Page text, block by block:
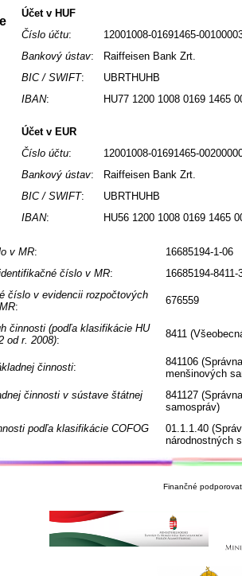
Účet v HUF
Číslo účtu:
12001008-01691465-
Bankový ústav:
Raiffeisen Bank Zrt.
BIC / SWIFT:
UBRTHUHB
IBAN: HU77 1200 1008 0169 1465
Účet v EUR
Číslo účtu:
12001008-01691465-
Bankový ústav:
Raiffeisen Bank Zrt.
BIC / SWIFT:
UBRTHUHB
IBAN: HU56 1200 1008 0169 1465
v MR:
16685194-1-06
číslo v MR:
16685194-8411-
číslo v evidencii rozpočtových
:
676559
činnosti (podľa klasifikácie HU
od r. 2008):
8411
činnosti:
841106
menšinových
činnosti v sústave štátnej
841127
samospráv)
podľa klasifikácie COFOG
01.1.1.40
národnostných
Finančné